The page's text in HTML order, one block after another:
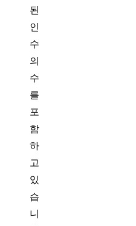
된
인
수
의
수
를
포
함
하
고
있
습
니